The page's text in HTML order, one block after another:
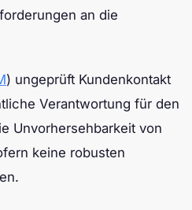
an die
) ungeprüft Kundenkontakt
Verantwortung für den
Unvorhersehbarkeit von
keine robusten